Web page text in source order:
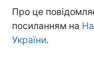
Про це
посиланням на
України.